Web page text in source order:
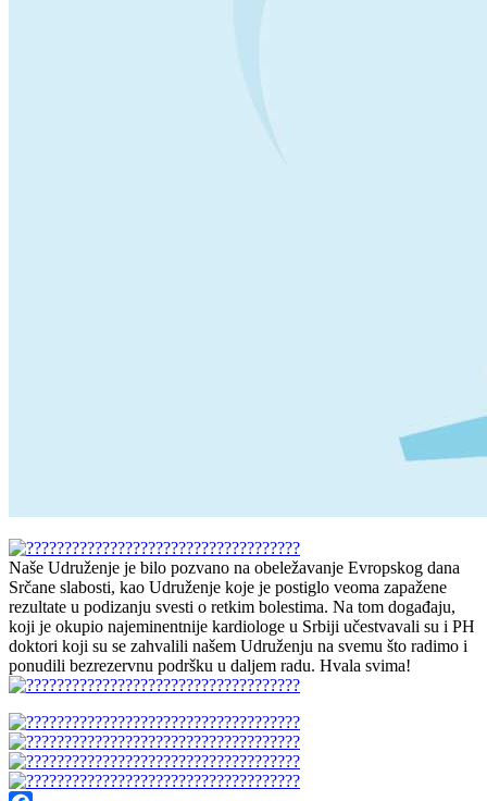
Naše Udruženje je bilo pozvano na obeležavanje Evropskog dana
Srčane slabosti, kao Udruženje koje je postiglo veoma zapažene
rezultate u podizanju svesti o retkim bolestima. Na tom događaju,
koji je okupio najeminentnije kardiologe u Srbiji učestvavali su i PH
doktori koji su se zahvalili našem Udruženju na svemu što radimo i
ponudili bezrezervnu podršku u daljem radu. Hvala svima!